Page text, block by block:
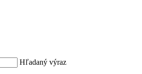
Hľadaný výraz